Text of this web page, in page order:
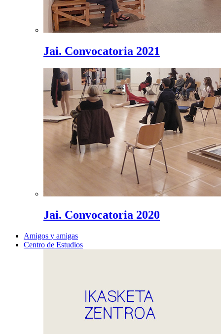
Jai. Convocatoria 2021
Jai. Convocatoria 2020
Amigos y amigas
Centro de Estudios